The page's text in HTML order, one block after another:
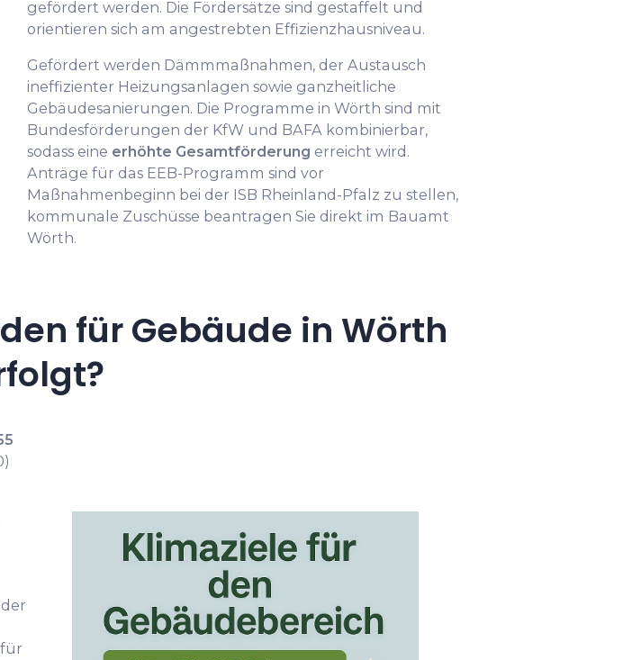
gefördert werden. Die Fördersätze sind gestaffelt und
orientieren sich am angestrebten Effizienzhausniveau.
Gefördert werden Dämmmaßnahmen, der Austausch
ineffizienter Heizungsanlagen sowie ganzheitliche
Gebäudesanierungen. Die Programme in Wörth sind mit
Bundesförderungen der KfW und BAFA kombinierbar,
sodass eine erhöhte Gesamtförderung erreicht wird.
Anträge für das EEB-Programm sind vor
Maßnahmenbeginn bei der ISB Rheinland-Pfalz zu stellen,
kommunale Zuschüsse beantragen Sie direkt im Bauamt
Wörth.
für Gebäude in Wörth